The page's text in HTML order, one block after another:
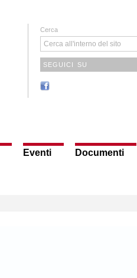
Cerca
SEGUICI SU
Eventi Documenti